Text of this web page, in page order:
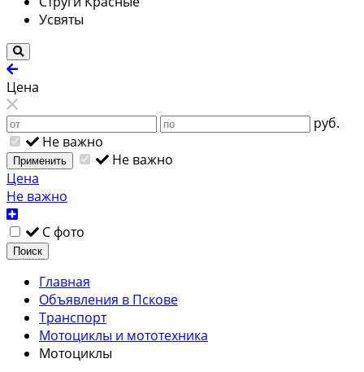
Усвяты
Цена
руб.
Не важно
Применить
Не важно
Цена
Не важно
С фото
Поиск
Главная
Объявления в Пскове
Транспорт
Мотоциклы и мототехника
Мотоциклы